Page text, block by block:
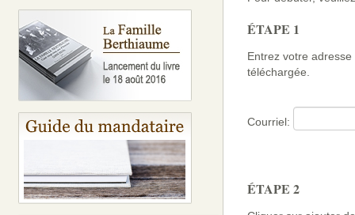
ÉTAPE 1
Entrez votre
téléchargée.
Courriel:
ÉTAPE 2